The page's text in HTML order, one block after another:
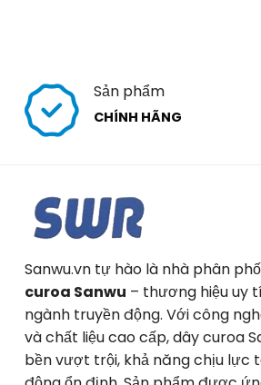
Sản phẩm
CHÍNH HÃNG
Sanwu.vn tự hào là nhà phân
curoa Sanwu – thương hiệu uy
ngành truyền động. Với công
và chất liệu cao cấp, dây curoa
bền vượt trội, khả năng chịu lực